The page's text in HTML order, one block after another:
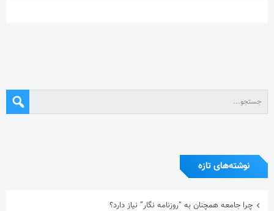
نوشته‌های تازه
چرا جامعه همچنان به “روزنامه نگار” نیاز دارد؟